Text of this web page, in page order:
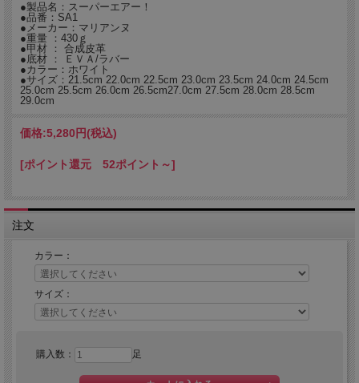
●製品名：スーパーエアー！
●品番：SA1
●メーカー：マリアンヌ
●重量 ：430ｇ
●甲材 ： 合成皮革
●底材 ： ＥＶＡ/ラバー
●カラー：ホワイト
●サイズ：21.5cm 22.0cm 22.5cm 23.0cm 23.5cm 24.0cm 24.5cm
25.0cm 25.5cm 26.0cm 26.5cm27.0cm 27.5cm 28.0cm 28.5cm
29.0cm
価格:5,280円(税込)
[ポイント還元 52ポイント～]
注文
カラー：
サイズ：
購入数： 足